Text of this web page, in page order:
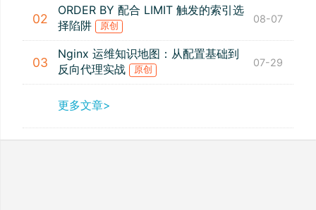
02
ORDER BY 配合 LIMIT 触发的索引选
择陷阱
原创
08-07
03
Nginx 运维知识地图：从配置基础到
反向代理实战
原创
07-29
更多文章>